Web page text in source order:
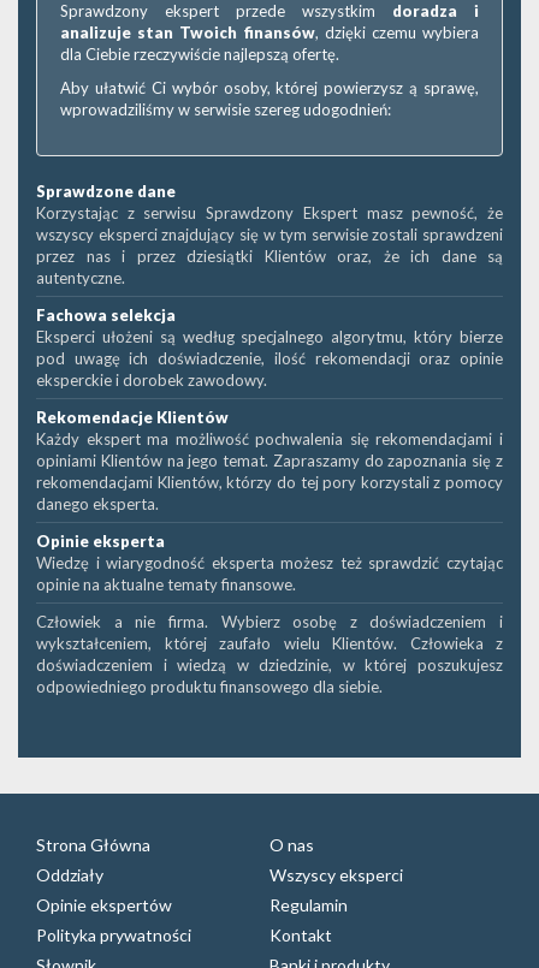
Sprawdzony ekspert przede wszystkim doradza i
analizuje stan Twoich finansów, dzięki czemu wybiera
dla Ciebie rzeczywiście najlepszą ofertę.
Aby ułatwić Ci wybór osoby, której powierzysz ą sprawę,
wprowadziliśmy w serwisie szereg udogodnień:
Sprawdzone dane
Korzystając z serwisu Sprawdzony Ekspert masz pewność, że
wszyscy eksperci znajdujący się w tym serwisie zostali sprawdzeni
przez nas i przez dziesiątki Klientów oraz, że ich dane są
autentyczne.
Fachowa selekcja
Eksperci ułożeni są według specjalnego algorytmu, który bierze
pod uwagę ich doświadczenie, ilość rekomendacji oraz opinie
eksperckie i dorobek zawodowy.
Rekomendacje Klientów
Każdy ekspert ma możliwość pochwalenia się rekomendacjami i
opiniami Klientów na jego temat. Zapraszamy do zapoznania się z
rekomendacjami Klientów, którzy do tej pory korzystali z pomocy
danego eksperta.
Opinie eksperta
Wiedzę i wiarygodność eksperta możesz też sprawdzić czytając
opinie na aktualne tematy finansowe.
Człowiek a nie firma. Wybierz osobę z doświadczeniem i
wykształceniem, której zaufało wielu Klientów. Człowieka z
doświadczeniem i wiedzą w dziedzinie, w której poszukujesz
odpowiedniego produktu finansowego dla siebie.
Strona Główna
O nas
Oddziały
Wszyscy eksperci
Opinie ekspertów
Regulamin
Polityka prywatności
Kontakt